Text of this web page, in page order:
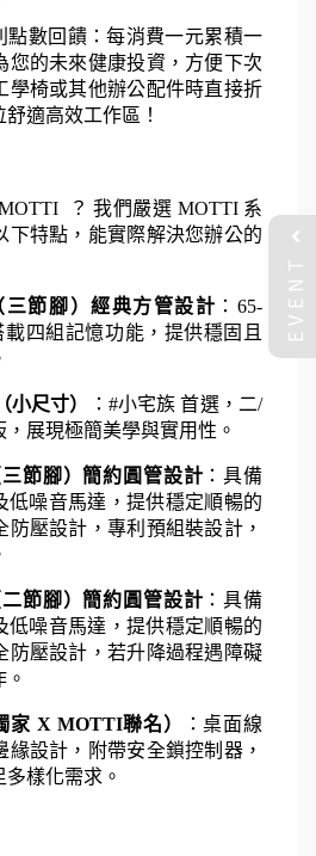
點數回饋：每消費一元累積一
您的未來健康投資，方便下次
學椅或其他辦公配件時直接折
適高效工作區！
？ 我們嚴選 MOTTI 系
下特點，能實際解決您辦公的
三節腳）經典方管設計 ：65-
載四組記憶功能，提供穩固且
尺寸）
：#小宅族 首選，二/
展現極簡美學與實用性。
節腳）簡約圓管設計 ：具備
低噪音馬達，提供穩定順暢的
防壓設計，專利預組裝設計，
節腳）簡約圓管設計 ：具備
低噪音馬達，提供穩定順暢的
防壓設計，若升降過程遇障礙
家 X MOTTI聯名）
：桌面線
緣設計，附帶安全鎖控制器，
樣化需求。
EVENT